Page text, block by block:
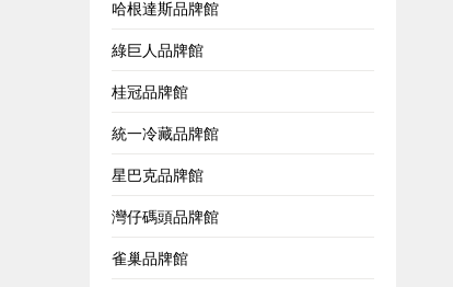
哈根達斯品牌館
綠巨人品牌館
桂冠品牌館
統一冷藏品牌館
星巴克品牌館
灣仔碼頭品牌館
雀巢品牌館